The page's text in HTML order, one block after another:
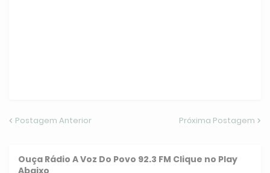
Postagem Anterior Próxima Postagem
Ouça Rádio A Voz Do Povo 92.3 FM Clique no Play